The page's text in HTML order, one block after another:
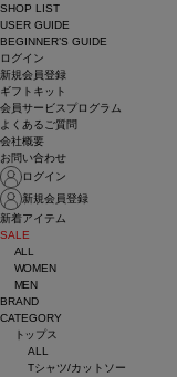
SHOP LIST
USER GUIDE
BEGINNER’S GUIDE
ログイン
新規会員登録
ギフトキット
会員サービスプログラム
よくあるご質問
会社概要
お問い合わせ
ログイン
新規会員登録
新着アイテム
SALE
ALL
WOMEN
MEN
BRAND
CATEGORY
トップス
ALL
Tシャツ/カットソー